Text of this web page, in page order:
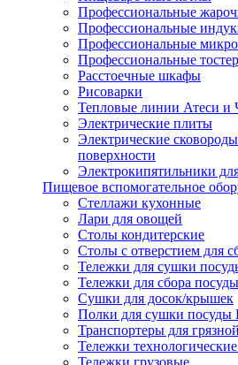
Профессиональные
Профессиональные
Профессиональные
Профессиональные
Расстоечные шкафы
Рисоварки
Тепловые линии Атеси и
Электрические плиты
Электрические
поверхности
Электрокипятильники
Пищевое вспомогательное
Стеллажи кухонные
Лари для овощей
Столы кондитерские
Столы с отверстием для
Тележки для сушки
Тележки для сбора посуды
Сушки для досок/крышек
Полки для сушки
Транспортеры для
Тележки
Тележки грузовые